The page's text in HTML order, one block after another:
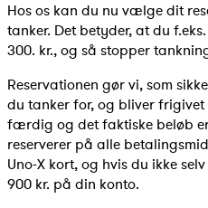
Hos os kan du nu vælge dit
tanker. Det betyder, at du
300. kr., og så stopper
Reservationen gør vi, som
du tanker for, og bliver
færdig og det faktiske beløb
reserverer på alle
Uno-X kort, og hvis du ikke
900 kr. på din konto.